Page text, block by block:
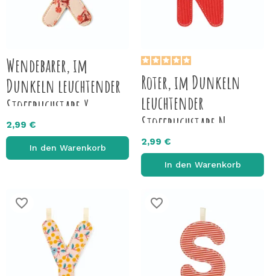
Wendebarer, im
Dunkeln leuchtender
Stoffbuchstabe X
2,99 €
In den Warenkorb
Roter, im Dunkeln
leuchtender
Stoffbuchstabe N
2,99 €
In den Warenkorb
favorite_border favorite_border